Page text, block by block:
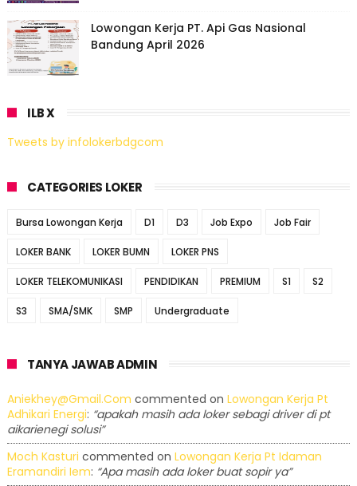
Lowongan Kerja PT. Api Gas Nasional
Bandung April 2026
ILB X
Tweets by infolokerbdgcom
CATEGORIES LOKER
Bursa Lowongan Kerja D1 D3 Job Expo Job Fair
LOKER BANK LOKER BUMN LOKER PNS
LOKER TELEKOMUNIKASI PENDIDIKAN PREMIUM S1 S2
S3 SMA/SMK SMP Undergraduate
TANYA JAWAB ADMIN
Aniekhey@gmail.com commented on Lowongan Kerja Pt
Adhikari Energi: “apakah masih ada loker sebagi driver di pt
aikarienegi solusi”
Moch Kasturi commented on Lowongan Kerja Pt Idaman
Eramandiri Iem: “Apa masih ada loker buat sopir ya”